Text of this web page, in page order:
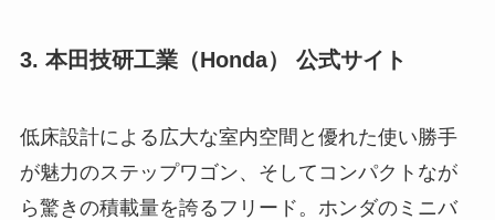
3. 本田技研工業（Honda） 公式サイト
低床設計による広大な室内空間と優れた使い勝手
が魅力のステップワゴン、そしてコンパクトなが
ら驚きの積載量を誇るフリード。ホンダのミニバ